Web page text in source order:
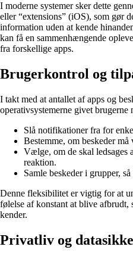
I moderne systemer sker dette
eller “extensions” (iOS), som gør
information uden at kende
kan få en sammenhængende
fra forskellige apps.
Brugerkontrol og
I takt med at antallet af apps og
operativsystemerne givet
Slå notifikationer fra for
Bestemme, om beskeder må
Vælge, om de skal ledsages
reaktion.
Samle beskeder i grupper,
Denne fleksibilitet er vigtig for at
følelse af konstant at blive afbrudt,
kender.
Privatliv og